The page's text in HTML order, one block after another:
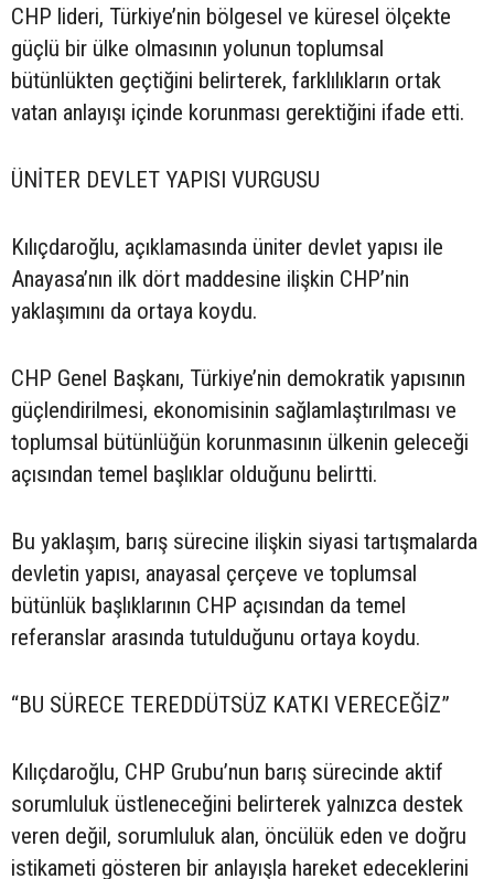
CHP lideri, Türkiye’nin bölgesel ve küresel ölçekte
güçlü bir ülke olmasının yolunun toplumsal
bütünlükten geçtiğini belirterek, farklılıkların ortak
vatan anlayışı içinde korunması gerektiğini ifade etti.
ÜNİTER DEVLET YAPISI VURGUSU
Kılıçdaroğlu, açıklamasında üniter devlet yapısı ile
Anayasa’nın ilk dört maddesine ilişkin CHP’nin
yaklaşımını da ortaya koydu.
CHP Genel Başkanı, Türkiye’nin demokratik yapısının
güçlendirilmesi, ekonomisinin sağlamlaştırılması ve
toplumsal bütünlüğün korunmasının ülkenin geleceği
açısından temel başlıklar olduğunu belirtti.
Bu yaklaşım, barış sürecine ilişkin siyasi tartışmalarda
devletin yapısı, anayasal çerçeve ve toplumsal
bütünlük başlıklarının CHP açısından da temel
referanslar arasında tutulduğunu ortaya koydu.
“BU SÜRECE TEREDDÜTSÜZ KATKI VERECEĞİZ”
Kılıçdaroğlu, CHP Grubu’nun barış sürecinde aktif
sorumluluk üstleneceğini belirterek yalnızca destek
veren değil, sorumluluk alan, öncülük eden ve doğru
istikameti gösteren bir anlayışla hareket edeceklerini